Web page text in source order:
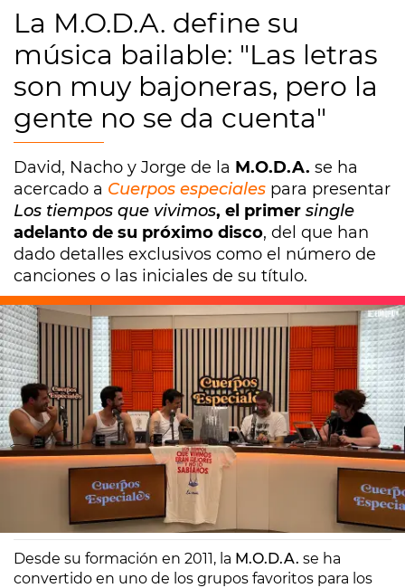
La M.O.D.A. define su
música bailable: "Las letras
son muy bajoneras, pero la
gente no se da cuenta"
David, Nacho y Jorge de la M.O.D.A. se ha
acercado a Cuerpos especiales para presentar
Los tiempos que vivimos, el primer single
adelanto de su próximo disco, del que han
dado detalles exclusivos como el número de
canciones o las iniciales de su título.
13/06/2025 10:25
Desde su formación en 2011, la M.O.D.A. se ha
convertido en uno de los grupos favoritos para los